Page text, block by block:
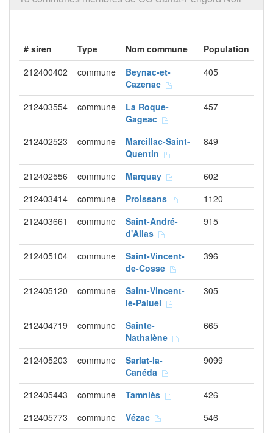
# siren Type Nom commune
Population
212400402
commune
Beynac-et-
Cazenac
405
212403554 commune
La Roque-
Gageac
457
212402523 commune
Marcillac-Saint-
Quentin
849
212402556 commune Marquay
602
212403414
commune Proissans
1120
212403661
commune
Saint-André-
d'Allas
915
212405104 commune
Saint-Vincent-
de-Cosse
396
212405120 commune
Saint-Vincent-
le-Paluel
305
212404719 commune
Sainte-
Nathalène
665
212405203 commune
Sarlat-la-
Canéda
9099
212405443 commune Tamniès
426
212405773
commune Vézac
546